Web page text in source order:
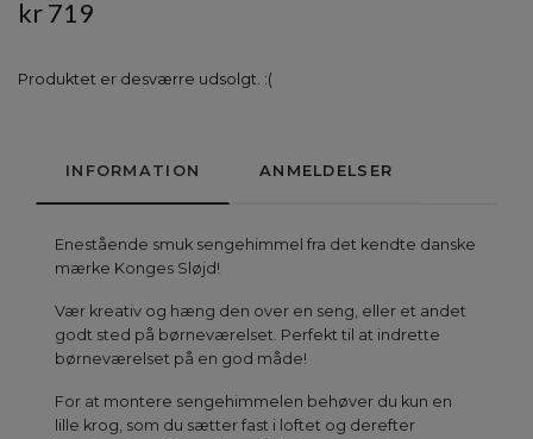
kr 719
Produktet er desværre udsolgt. :(
INFORMATION ANMELDELSER
Enestående smuk sengehimmel fra det kendte danske
mærke Konges Sløjd!
Vær kreativ og hæng den over en seng, eller et andet
godt sted på børneværelset. Perfekt til at indrette
børneværelset på en god måde!
For at montere sengehimmelen behøver du kun en
lille krog, som du sætter fast i loftet og derefter